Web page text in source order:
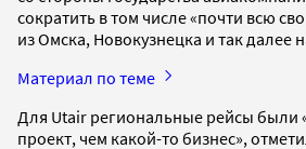
сократить в том числе «почти всю
из Омска, Новокузнецка и так далее
Материал по теме
Для Utair региональные рейсы были
проект, чем какой-то бизнес»,